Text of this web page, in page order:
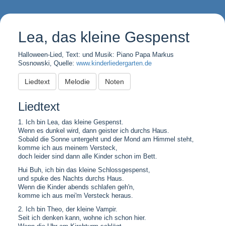
Lea, das kleine Gespenst
Halloween-Lied, Text: und Musik: Piano Papa Markus
Sosnowski, Quelle: www.kinderliedergarten.de
Liedtext Melodie Noten
Liedtext
1. Ich bin Lea, das kleine Gespenst.
Wenn es dunkel wird, dann geister ich durchs Haus.
Sobald die Sonne untergeht und der Mond am Himmel steht,
komme ich aus meinem Versteck,
doch leider sind dann alle Kinder schon im Bett.
Hui Buh, ich bin das kleine Schlossgespenst,
und spuke des Nachts durchs Haus.
Wenn die Kinder abends schlafen geh'n,
komme ich aus mei'm Versteck heraus.
2. Ich bin Theo, der kleine Vampir.
Seit ich denken kann, wohne ich schon hier.